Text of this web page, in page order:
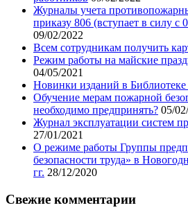
Журналы учета
приказу 806 (вступает в силу с
09/02/2022
Всем сотрудникам получить
Режим работы на майские
04/05/2021
Новинки изданий в
Обучение мерам пожарной
необходимо предпринять? 05/
Журнал эксплуатации систем
27/01/2021
О режиме работы Группы
безопасности труда» в
гг. 28/12/2020
Свежие комментарии